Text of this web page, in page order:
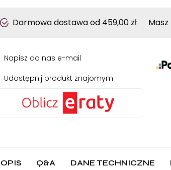
Darmowa dostawa od 459,00 zł
Napisz do nas e-mail
Udostępnij produkt znajomym
OPIS Q&A DANE TECHNICZNE